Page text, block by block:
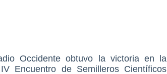
Occidente obtuvo la victoria en la
Encuentro de Semilleros Científicos